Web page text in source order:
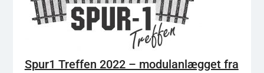
Spur1 Treffen 2022 – modulanlægget fra